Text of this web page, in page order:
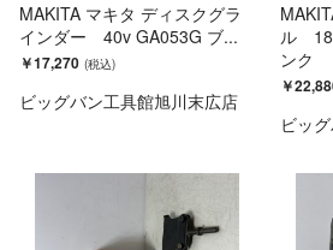
MAKITA マキタ ディスクグラ
インダー 40v GA053G ブ...
￥17,270
ビッグバン工具館旭川末広店
ル
ンク
￥
ビッ